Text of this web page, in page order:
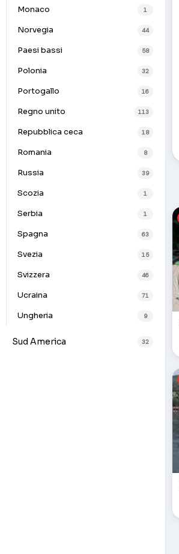
Monaco 1
Norvegia 44
Paesi bassi 58
Polonia 32
Portogallo 16
Regno unito 113
Repubblica ceca 18
Romania 8
Russia 39
Scozia 1
Serbia 1
Spagna 63
Svezia 15
Svizzera 46
Ucraina 71
Ungheria 9
Sud America 32